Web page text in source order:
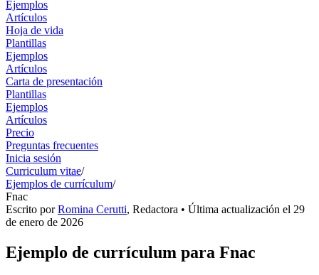
Ejemplos
Artículos
Hoja de vida
Plantillas
Ejemplos
Artículos
Carta de presentación
Plantillas
Ejemplos
Artículos
Precio
Preguntas frecuentes
Inicia sesión
Curriculum vitae/
Ejemplos de currículum/
Fnac
Escrito porRomina Cerutti, Redactora • Última actualización el 29
de enero de 2026
Ejemplo de currículum para Fnac